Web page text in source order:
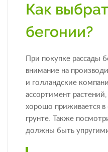
Как
бегонии?
При покупке рассады
внимание на
и голландские
ассортимент
хорошо приживается
грунте. Также
должны быть